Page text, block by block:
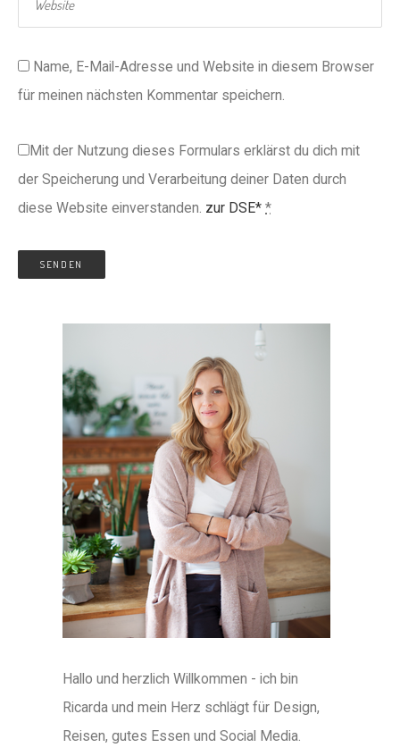
Name, E-Mail-Adresse und Website in diesem Browser
für meinen nächsten Kommentar speichern.
Mit der Nutzung dieses Formulars erklärst du dich mit
der Speicherung und Verarbeitung deiner Daten durch
diese Website einverstanden. zur DSE* *
Hallo und herzlich Willkommen - ich bin
Ricarda und mein Herz schlägt für Design,
Reisen, gutes Essen und Social Media.